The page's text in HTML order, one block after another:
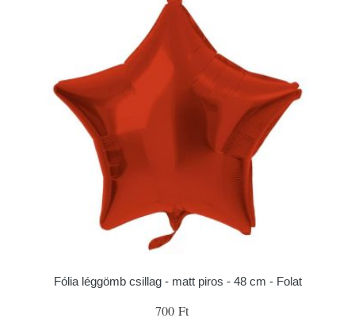
Fólia léggömb csillag - matt piros - 48 cm - Folat
700 Ft